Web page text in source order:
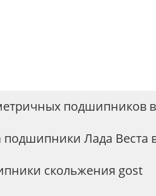
подшипников
Лада Веста
скольжения gost